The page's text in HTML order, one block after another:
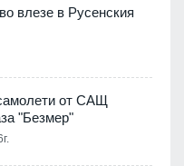
влезе в Русенския
от САЩ
"Безмер"